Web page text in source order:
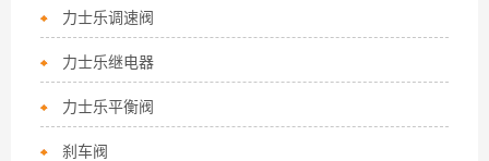
力士乐调速阀
力士乐继电器
力士乐平衡阀
刹车阀